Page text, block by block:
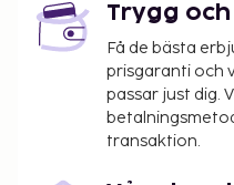
Trygg
Få de bästa
prisgaranti och
passar just dig.
transaktion.